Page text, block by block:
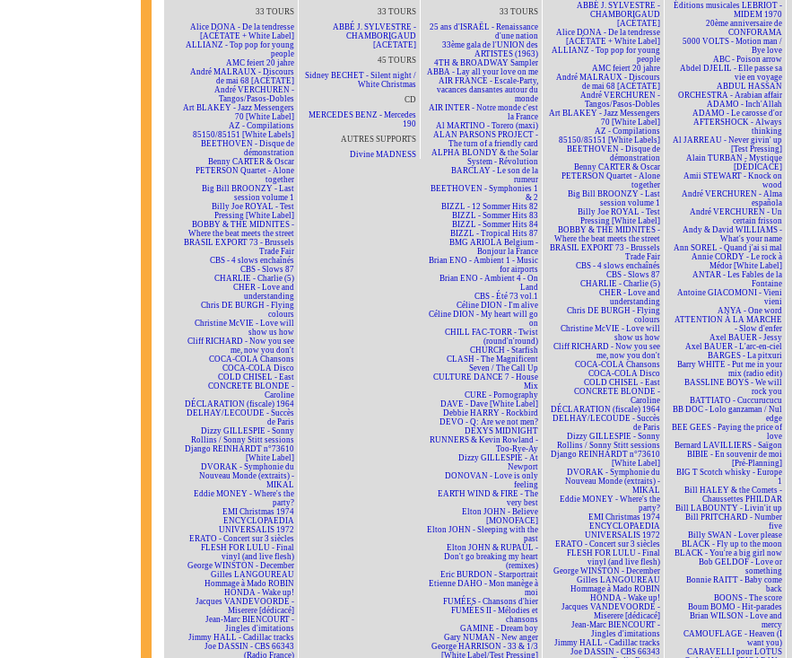
33 TOURS
Alice DONA - De la tendresse
[ACÉTATE + White Label]
ALLIANZ - Top pop for young
people
AMC feiert 20 jahre
André MALRAUX - Discours
de mai 68 [ACÉTATE]
André VERCHUREN -
Tangos/Pasos-Dobles
Art BLAKEY - Jazz Messengers
70 [White Label]
AZ - Compilations
85150/85151 [White Labels]
BEETHOVEN - Disque de
démonstration
Benny CARTER & Oscar
PETERSON Quartet - Alone
together
Big Bill BROONZY - Last
session volume 1
Billy Joe ROYAL - Test
Pressing [White Label]
BOBBY & THE MIDNITES -
Where the beat meets the street
BRASIL EXPORT 73 - Brussels
Trade Fair
CBS - 4 slows enchaînés
CBS - Slows 87
CHARLIE - Charlie (5)
CHER - Love and
understanding
Chris DE BURGH - Flying
colours
Christine McVIE - Love will
show us how
Cliff RICHARD - Now you see
me, now you don't
COCA-COLA Chansons
COCA-COLA Disco
COLD CHISEL - East
CONCRETE BLONDE -
Caroline
DÉCLARATION (fiscale) 1964
DELHAY/LECOUDE - Succès
de Paris
Dizzy GILLESPIE - Sonny
Rollins / Sonny Stitt sessions
Django REINHARDT n°73610
[White Label]
DVORAK - Symphonie du
Nouveau Monde (extraits) -
MIKAL
Eddie MONEY - Where's the
party?
EMI Christmas 1974
ENCYCLOPAEDIA
UNIVERSALIS 1972
ERATO - Concert sur 3 siècles
FLESH FOR LULU - Final
vinyl (and live flesh)
George WINSTON - December
Gilles LANGOUREAU
Hommage à Mado ROBIN
HONDA - Wake up!
Jacques VANDEVOORDE -
Miserere [dédicacé]
Jean-Marc BIENCOURT -
Jingles d'imitations
Jimmy HALL - Cadillac tracks
Joe DASSIN - CBS 66343
(Radio France)
33 TOURS
ABBÉ J. SYLVESTRE -
CHAMBORIGAUD
[ACÉTATE]
45 TOURS
Sidney BECHET - Silent night /
White Christmas
CD
MERCEDES BENZ - Mercedes
190
AUTRES SUPPORTS
Divine MADNESS
33 TOURS
25 ans d'ISRAËL - Renaissance
d'une nation
33ème gala de l'UNION des
ARTISTES (1963)
4TH & BROADWAY Sampler
ABBA - Lay all your love on me
AIR FRANCE - Escale-Party,
vacances dansantes autour du
monde
AIR INTER - Notre monde c'est
la France
Al MARTINO - Torero (maxi)
ALAN PARSONS PROJECT -
The turn of a friendly card
ALPHA BLONDY & the Solar
System - Révolution
BARCLAY - Le son de la
rumeur
BEETHOVEN - Symphonies 1
& 2
BIZZL - 12 Sommer Hits 82
BIZZL - Sommer Hits 83
BIZZL - Sommer Hits 84
BIZZL - Tropical Hits 87
BMG ARIOLA Belgium -
Bonjour la France
Brian ENO - Ambient 1 - Music
for airports
Brian ENO - Ambient 4 - On
Land
CBS - Été 73 vol.1
Céline DION - I'm alive
Céline DION - My heart will go
on
CHILL FAC-TORR - Twist
(round'n'round)
CHURCH - Starfish
CLASH - The Magnificent
Seven / The Call Up
CULTURE DANCE 7 - House
Mix
CURE - Pornography
DAVE - Dave [White Label]
Debbie HARRY - Rockbird
DEVO - Q: Are we not men?
DEXYS MIDNIGHT
RUNNERS & Kevin Rowland -
Too-Rye-Ay
Dizzy GILLESPIE - At
Newport
DONOVAN - Love is only
feeling
EARTH WIND & FIRE - The
very best
Elton JOHN - Believe
[MONOFACE]
Elton JOHN - Sleeping with the
past
Elton JOHN & RUPAUL -
Don't go breaking my heart
(remixes)
Eric BURDON - Starportrait
Etienne DAHO - Mon manège à
moi
FUMÉES - Chansons d'hier
FUMÉES II - Mélodies et
chansons
GAMINE - Dream boy
Gary NUMAN - New anger
George HARRISON - 33 & 1/3
[White Label/Test Pressing]
ABBÉ J. SYLVESTRE -
CHAMBORIGAUD
[ACÉTATE]
Alice DONA - De la tendresse
[ACÉTATE + White Label]
ALLIANZ - Top pop for young
people
AMC feiert 20 jahre
André MALRAUX - Discours
de mai 68 [ACÉTATE]
André VERCHUREN -
Tangos/Pasos-Dobles
Art BLAKEY - Jazz Messengers
70 [White Label]
AZ - Compilations
85150/85151 [White Labels]
BEETHOVEN - Disque de
démonstration
Benny CARTER & Oscar
PETERSON Quartet - Alone
together
Big Bill BROONZY - Last
session volume 1
Billy Joe ROYAL - Test
Pressing [White Label]
BOBBY & THE MIDNITES -
Where the beat meets the street
BRASIL EXPORT 73 - Brussels
Trade Fair
CBS - 4 slows enchaînés
CBS - Slows 87
CHARLIE - Charlie (5)
CHER - Love and
understanding
Chris DE BURGH - Flying
colours
Christine McVIE - Love will
show us how
Cliff RICHARD - Now you see
me, now you don't
COCA-COLA Chansons
COCA-COLA Disco
COLD CHISEL - East
CONCRETE BLONDE -
Caroline
DÉCLARATION (fiscale) 1964
DELHAY/LECOUDE - Succès
de Paris
Dizzy GILLESPIE - Sonny
Rollins / Sonny Stitt sessions
Django REINHARDT n°73610
[White Label]
DVORAK - Symphonie du
Nouveau Monde (extraits) -
MIKAL
Eddie MONEY - Where's the
party?
EMI Christmas 1974
ENCYCLOPAEDIA
UNIVERSALIS 1972
ERATO - Concert sur 3 siècles
FLESH FOR LULU - Final
vinyl (and live flesh)
George WINSTON - December
Gilles LANGOUREAU
Hommage à Mado ROBIN
HONDA - Wake up!
Jacques VANDEVOORDE -
Miserere [dédicacé]
Jean-Marc BIENCOURT -
Jingles d'imitations
Jimmy HALL - Cadillac tracks
Joe DASSIN - CBS 66343
Éditions musicales LEBRIOT -
MIDEM 1970
20ème anniversaire de
CONFORAMA
5000 VOLTS - Motion man /
Bye love
ABC - Poison arrow
Abdel DJELIL - Elle passe sa
vie en voyage
ABDUL HASSAN
ORCHESTRA - Arabian affair
ADAMO - Inch'Allah
ADAMO - Le carosse d'or
AFTERSHOCK - Always
thinking
Al JARREAU - Never givin' up
[Test Pressing]
Alain TURBAN - Mystique
[DÉDICACÉ]
Amii STEWART - Knock on
wood
André VERCHUREN - Alma
española
André VERCHUREN - Un
certain frisson
Andy & David WILLIAMS -
What's your name
Ann SOREL - Quand j'ai si mal
Annie CORDY - Le rock à
Médor [White Label]
ANTAR - Les Fables de la
Fontaine
Antoine GIACOMONI - Vieni
vieni
ANYA - One word
ATTENTION À LA MARCHE
- Slow d'enfer
Axel BAUER - Jessy
Axel BAUER - L'arc-en-ciel
BARGES - La pitxuri
Barry WHITE - Put me in your
mix (radio edit)
BASSLINE BOYS - We will
rock you
BATTIATO - Cuccurucucu
BB DOC - Lolo ganzaman / Nul
edge
BEE GEES - Paying the price of
love
Bernard LAVILLIERS - Saïgon
BIBIE - En souvenir de moi
[Pré-Planning]
BIG T Scotch whisky - Europe
1
Bill HALEY & the Comets -
Chaussettes PHILDAR
Bill LABOUNTY - Livin'it up
Bill PRITCHARD - Number
five
Billy SWAN - Lover please
BLACK - Fly up to the moon
BLACK - You're a big girl now
Bob GELDOF - Love or
something
Bonnie RAITT - Baby come
back
BOONS - The score
Boum BOMO - Hit-parades
Brian WILSON - Love and
mercy
CAMOUFLAGE - Heaven (I
want you)
CARAVELLI pour LOTUS